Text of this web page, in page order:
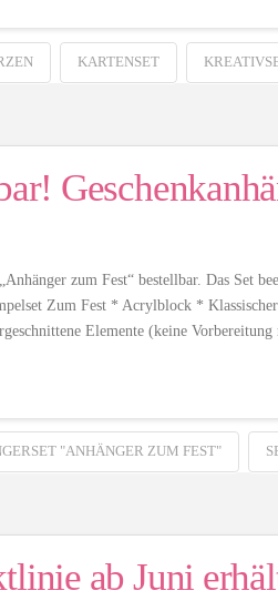
KARTENSET
zum Fest“ bestellbar. Das Set
Zum Fest * Acrylblock *
Elemente (keine
"ANHÄNGER ZUM FEST"
ab Juni